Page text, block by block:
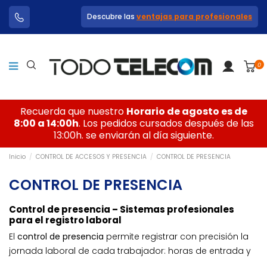
Descubre las ventajas para profesionales
0
Recuerda que nuestro Horario de agosto es de
8:00 a 14:00h. Los pedidos cursados después de las
13:00h. se enviarán al día siguiente.
Inicio CONTROL DE ACCESOS Y PRESENCIA CONTROL DE PRESENCIA
CONTROL DE PRESENCIA
Control de presencia – Sistemas profesionales
para el registro laboral
El control de presencia permite registrar con precisión la
jornada laboral de cada trabajador: horas de entrada y